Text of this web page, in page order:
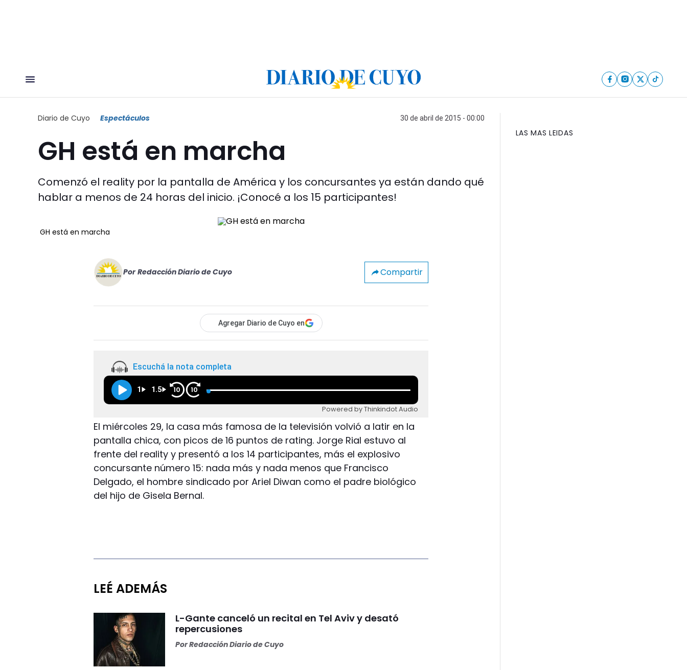
Diario de Cuyo Espectáculos 30 de abril de 2015 - 00:00
GH está en marcha
Comenzó el reality por la pantalla de América y los concursantes ya están dando qué
hablar a menos de 24 horas del inicio. ¡Conocé a los 15 participantes!
GH está en marcha
Por Redacción Diario de Cuyo Compartir
Agregar Diario de Cuyo en
Escuchá la nota completa
1 1.5 10 10
Powered by Thinkindot Audio
El miércoles 29, la casa más famosa de la televisión volvió a latir en la
pantalla chica, con picos de 16 puntos de rating. Jorge Rial estuvo al
frente del reality y presentó a los 14 participantes, más el explosivo
concursante número 15: nada más y nada menos que Francisco
Delgado, el hombre sindicado por Ariel Diwan como el padre biológico
del hijo de Gisela Bernal.
LEÉ ADEMÁS
L-Gante canceló un recital en Tel Aviv y desató
repercusiones
PorRedacción Diario de Cuyo
LAS MAS LEIDAS